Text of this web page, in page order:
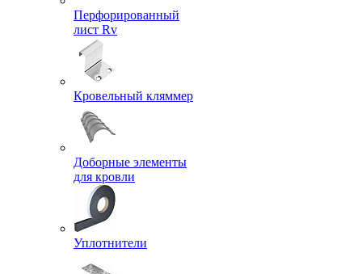
Перфорированный
лист Rv
Кровельный кляммер
Доборные элементы
для кровли
Уплотнители